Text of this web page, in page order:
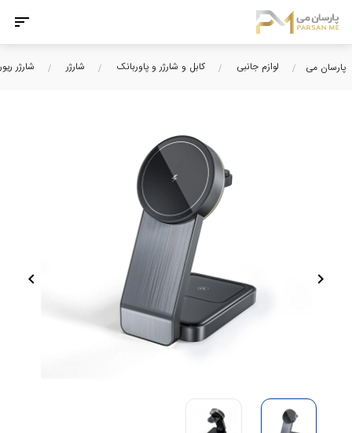
پارسان می لوازم جانبی کابل و شارژر و پاوربانک شارژر شارژر
chevron_right
chevron_left